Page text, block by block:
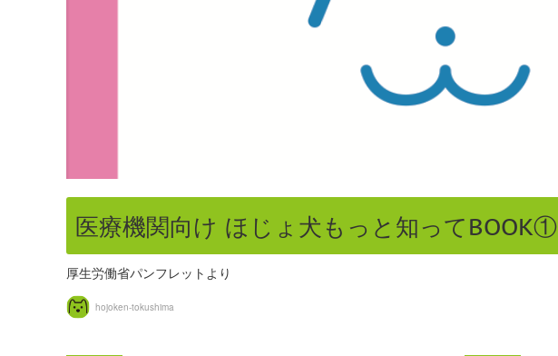
医療機関向け ほじょ犬もっと知ってBOOK①
厚生労働省パンフレットより
hojoken-tokushima